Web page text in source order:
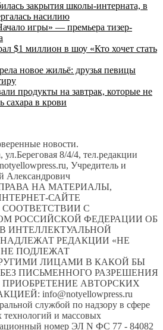
закрытия школы-интерната, в
насилию
игры» — премьера тизер-
$1 миллион в шоу «Кто хочет стать
новое жильё: друзья певицы
продукты на завтрак, которые не
в крови
новости.
8/4/4, тел.редакции
Учредитель и
Александрович
НА МАТЕРИАЛЫ,
САЙТЕ
В СООТВЕТСТВИИ С
РОССИЙСКОЙ ФЕДЕРАЦИИ ОБ
ИНТЕЛЛЕКТУАЛЬНОЙ
РЕДАКЦИИ «НЕ
ПОДЛЕЖАТ
ЛИЦАМИ В КАКОЙ БЫ
ПИСЬМЕННОГО РАЗРЕШЕНИЯ
АВТОРСКИХ
info@notyellowpress.ru
службой по надзору в сфере
и массовых
номер ЭЛ N ФС 77 - 84082